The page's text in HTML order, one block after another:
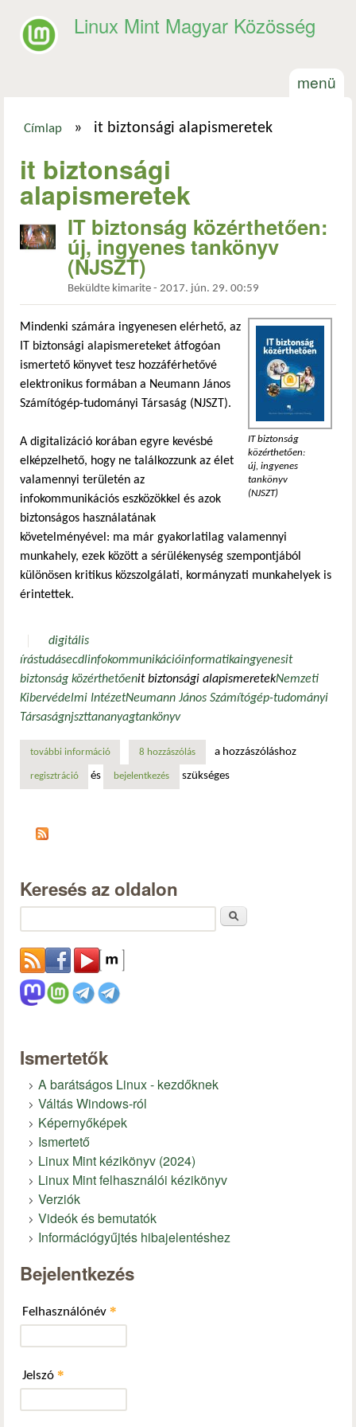
Linux Mint Magyar Közösség
menü
Címlap » it biztonsági alapismeretek
it biztonsági
alapismeretek
IT biztonság közérthetően:
új, ingyenes tankönyv
(NJSZT)
Beküldte kimarite - 2017. jún. 29. 00:59
IT biztonság
közérthetően:
új, ingyenes
tankönyv
(NJSZT)
Mindenki számára ingyenesen elérhető, az
IT biztonsági alapismereteket átfogóan
ismertető könyvet tesz hozzáférhetővé
elektronikus formában a Neumann János
Számítógép-tudományi Társaság (NJSZT).
A digitalizáció korában egyre kevésbé
elképzelhető, hogy ne találkozzunk az élet
valamennyi területén az
infokommunikációs eszközökkel és azok
biztonságos használatának
követelményével: ma már gyakorlatilag valamennyi
munkahely, ezek között a sérülékenység szempontjából
különösen kritikus közszolgálati, kormányzati munkahelyek is
érintettek.
digitális
írástudásecdlinfokommunikációinformatikaingyenesit
biztonság közérthetőenit biztonsági alapismeretekNemzeti
Kibervédelmi IntézetNeumann János Számítógép-tudományi
Társaságnjszttananyagtankönyv
további információit biztonság közérthetően: új, ingyenes tankönyv (njszt)
8 hozzászólás a hozzászóláshoz
regisztráció és bejelentkezés szükséges
Keresés az oldalon
Ismertetők
A barátságos Linux - kezdőknek
Váltás Windows-ról
Képernyőképek
Ismertető
Linux Mint kézikönyv (2024)
Linux Mint felhasználói kézikönyv
Verziók
Videók és bemutatók
Információgyűjtés hibajelentéshez
Bejelentkezés
Felhasználónév *
Jelszó *